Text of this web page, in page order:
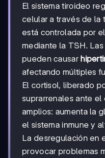
El sistema tiroideo
celular a través de la
está controlada por
mediante la TSH.
pueden causar
afectando múltiples
El cortisol, liberado
suprarrenales ante
amplios: aumenta la
el sistema inmune y
La desregulación en
provocar problemas